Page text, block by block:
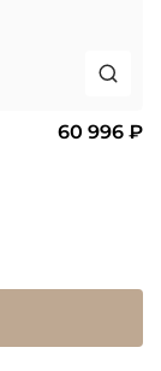
60 996 ₽